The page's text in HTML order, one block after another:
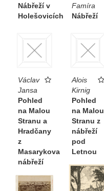
Nábřeží v
Holešovicích
Famíra
Nábřeží
Václav
Jansa
Pohled
na Malou
Stranu a
Hradčany
z
Masarykova
nábřeží
Alois
Kirnig
Pohled
na Malou
Stranu z
nábřeží
pod
Letnou